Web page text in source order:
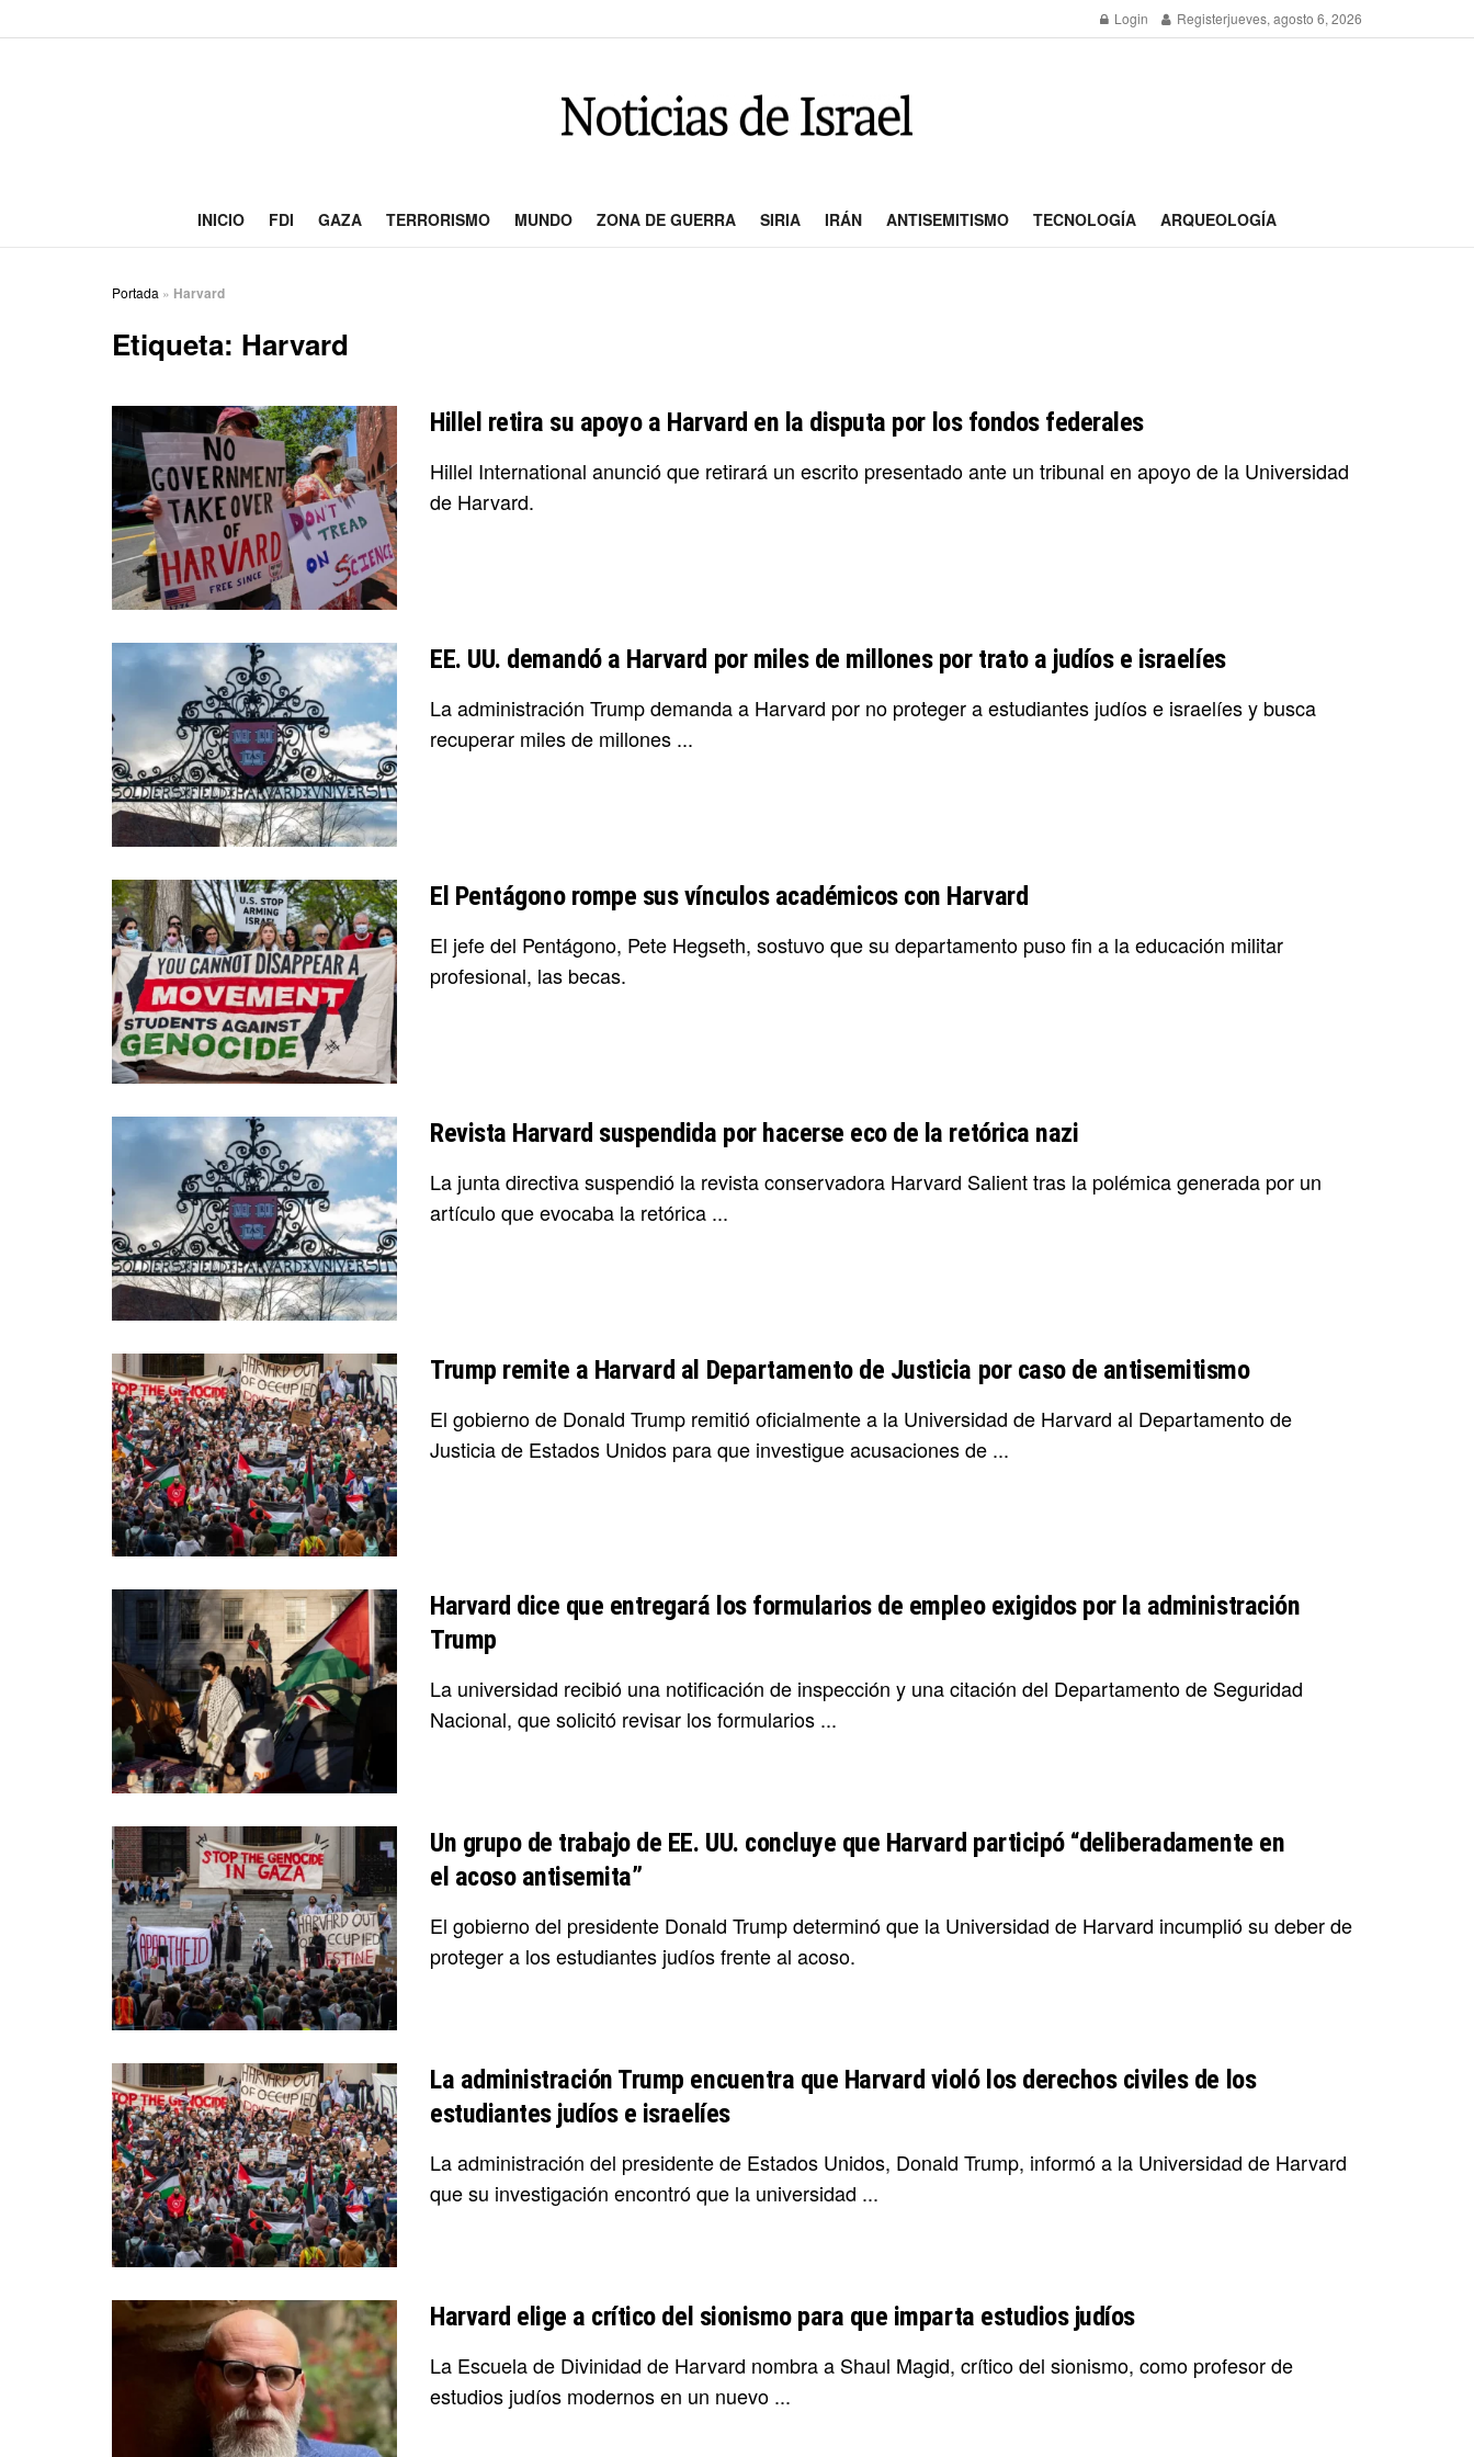
Login Registerjueves, agosto 6, 2026
INICIO FDI GAZA TERRORISMO MUNDO ZONA DE GUERRA SIRIA IRÁN ANTISEMITISMO TECNOLOGÍA ARQUEOLOGÍA
Portada » Harvard
Etiqueta: Harvard
Hillel retira su apoyo a Harvard en la disputa por los fondos federales
Hillel International anunció que retirará un escrito presentado ante un tribunal en apoyo de la Universidad
de Harvard.
EE. UU. demandó a Harvard por miles de millones por trato a judíos e israelíes
La administración Trump demanda a Harvard por no proteger a estudiantes judíos e israelíes y busca
recuperar miles de millones ...
El Pentágono rompe sus vínculos académicos con Harvard
El jefe del Pentágono, Pete Hegseth, sostuvo que su departamento puso fin a la educación militar
profesional, las becas.
Revista Harvard suspendida por hacerse eco de la retórica nazi
La junta directiva suspendió la revista conservadora Harvard Salient tras la polémica generada por un
artículo que evocaba la retórica ...
Trump remite a Harvard al Departamento de Justicia por caso de antisemitismo
El gobierno de Donald Trump remitió oficialmente a la Universidad de Harvard al Departamento de
Justicia de Estados Unidos para que investigue acusaciones de ...
Harvard dice que entregará los formularios de empleo exigidos por la administración
Trump
La universidad recibió una notificación de inspección y una citación del Departamento de Seguridad
Nacional, que solicitó revisar los formularios ...
Un grupo de trabajo de EE. UU. concluye que Harvard participó “deliberadamente en
el acoso antisemita”
El gobierno del presidente Donald Trump determinó que la Universidad de Harvard incumplió su deber de
proteger a los estudiantes judíos frente al acoso.
La administración Trump encuentra que Harvard violó los derechos civiles de los
estudiantes judíos e israelíes
La administración del presidente de Estados Unidos, Donald Trump, informó a la Universidad de Harvard
que su investigación encontró que la universidad ...
Harvard elige a crítico del sionismo para que imparta estudios judíos
La Escuela de Divinidad de Harvard nombra a Shaul Magid, crítico del sionismo, como profesor de
estudios judíos modernos en un nuevo ...